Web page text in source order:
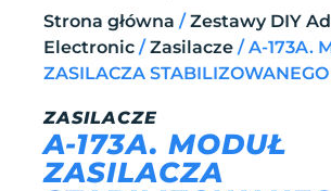
Strona główna /Zestawy DIY
Electronic /Zasilacze / A-173A.
ZASILACZA STABILIZOWANEGO
ZASILACZE
A-173A. MODUŁ
ZASILACZA